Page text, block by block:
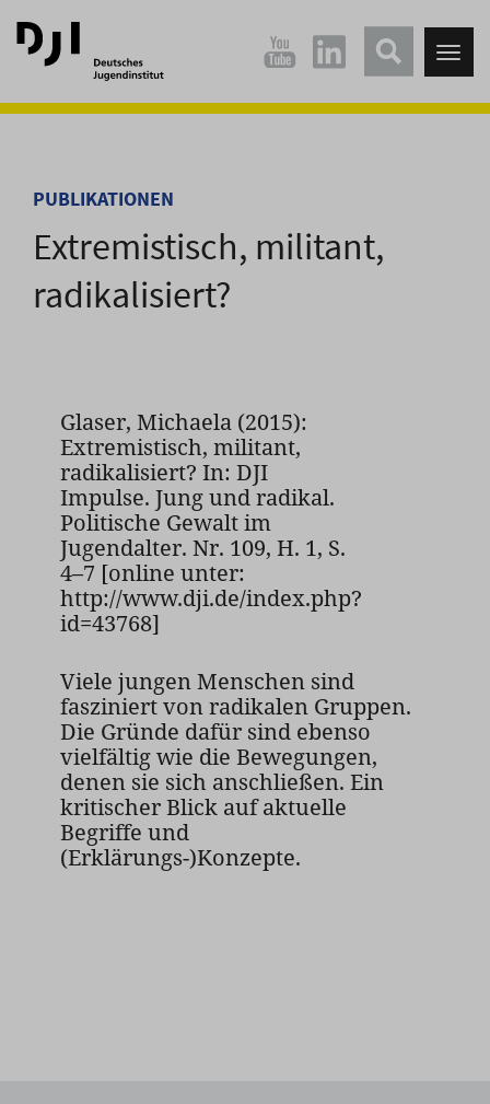
Direkt
zum
Hauptinhalt
Direkt
zum
Hauptmenü
PUBLIKATIONEN
Extremistisch, militant,
radikalisiert?
Glaser, Michaela (2015):
Extremistisch, militant,
radikalisiert? In: DJI
Impulse. Jung und radikal.
Politische Gewalt im
Jugendalter. Nr. 109, H. 1, S.
4–7 [online unter:
http://www.dji.de/index.php?
id=43768]
Viele jungen Menschen sind
fasziniert von radikalen Gruppen.
Die Gründe dafür sind ebenso
vielfältig wie die Bewegungen,
denen sie sich anschließen. Ein
kritischer Blick auf aktuelle
Begriffe und
(Erklärungs-)Konzepte.